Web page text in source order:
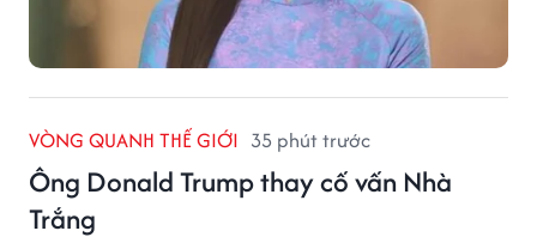
VÒNG QUANH THẾ GIỚI 35 phút trước
Ông Donald Trump thay cố vấn Nhà
Trắng